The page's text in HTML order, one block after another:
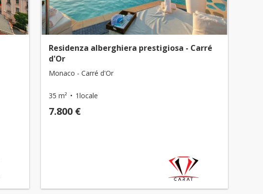
Residenza alberghiera prestigiosa - Carré
d'Or
Monaco - Carré d'Or
35 m² 1locale
7.800 €